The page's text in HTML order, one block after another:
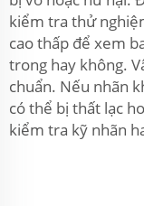
kiểm tra thử
cao thấp để xem
trong hay không.
chuẩn. Nếu nhãn
có thể bị thất lạc
kiểm tra kỹ nhãn